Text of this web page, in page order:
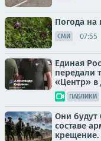
Погода на
СМИ 07:55
Единая
передали
«Центр» в
ПАБЛИКИ
Они будут
составе